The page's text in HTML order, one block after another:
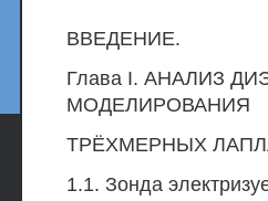
ВВЕДЕНИЕ.
Глава I. АНАЛИЗ
МОДЕЛИРОВАНИЯ
ТРЁХМЕРНЫХ
1.1. Зонда